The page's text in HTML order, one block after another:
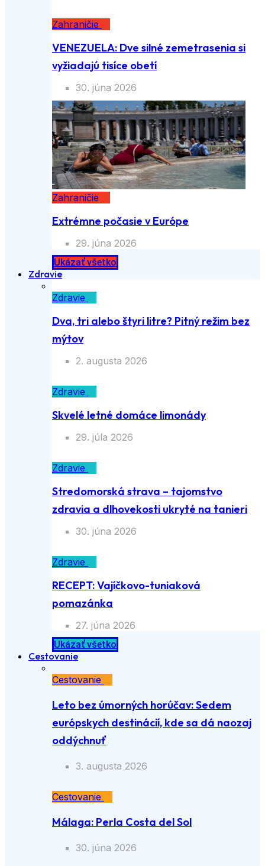
Zahraničie
VENEZUELA: Dve silné zemetrasenia si
vyžiadajú tisíce obetí
30. júna 2026
Zahraničie
Extrémne počasie v Európe
29. júna 2026
Ukázať všetko
Zdravie
Zdravie
Dva, tri alebo štyri litre? Pitný režim bez
mýtov
2. augusta 2026
Zdravie
Skvelé letné domáce limonády
29. júla 2026
Zdravie
Stredomorská strava – tajomstvo
zdravia a dlhovekosti ukryté na tanieri
30. júna 2026
Zdravie
RECEPT: Vajíčkovo-tuniaková
pomazánka
27. júna 2026
Ukázať všetko
Cestovanie
Cestovanie
Leto bez úmorných horúčav: Sedem
európskych destinácií, kde sa dá naozaj
oddýchnuť
3. augusta 2026
Cestovanie
Málaga: Perla Costa del Sol
30. júna 2026